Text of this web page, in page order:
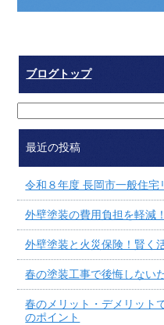
ブログトップ
最近の投稿
令和８年度 長岡市一般住
外壁塗装の費用負担を軽減
外壁塗装と火災保険！賢く
春の塗装工事で後悔しない
春のメリット・デメリット
のポイント